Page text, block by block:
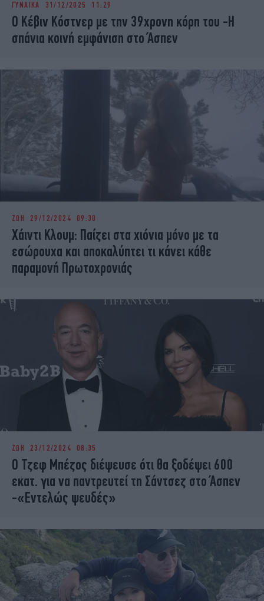
iBOOKS
OSCARS
THE OCEAN
MEDIA
ELAMEFORA
NEWSLETTER
ΓΥΝΑΙΚΑ 31/12/2025 11:29
Ο Κέβιν Κόστνερ με την 39χρονη κόρη του -Η
σπάνια κοινή εμφάνιση στο Άσπεν
ΖΩΗ 29/12/2024 09:30
Χάιντι Κλουμ: Παίζει στα χιόνια μόνο με τα
εσώρουχα και αποκαλύπτει τι κάνει κάθε
παραμονή Πρωτοχρονιάς
ΖΩΗ 23/12/2024 08:35
Ο Τζεφ Μπέζος διέψευσε ότι θα ξοδέψει 600
εκατ. για να παντρευτεί τη Σάντσεζ στο Άσπεν
-«Εντελώς ψευδές»